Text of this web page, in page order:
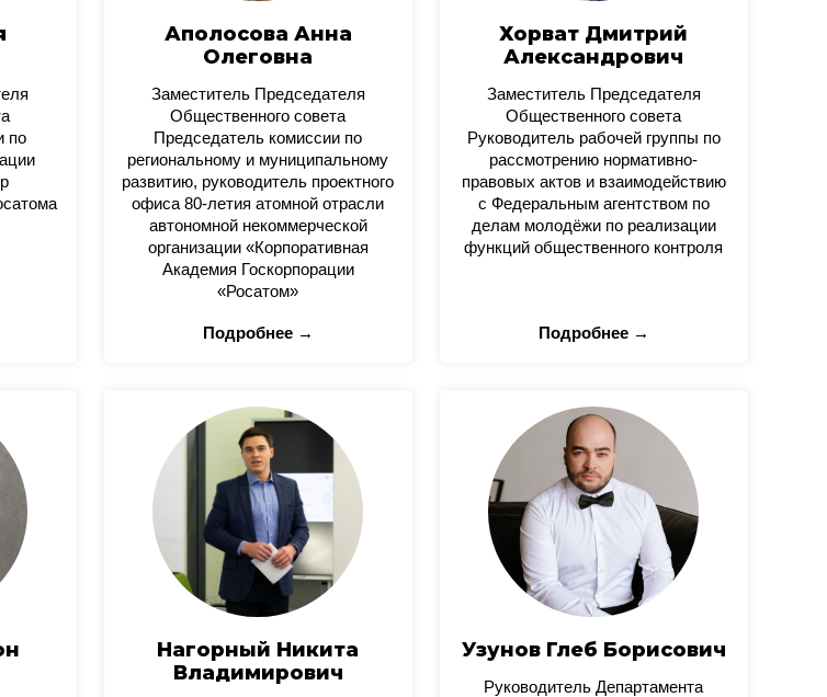
по
Аполосова Анна
Олеговна
Заместитель Председателя
Общественного совета
Председатель комиссии по
региональному и муниципальному
развитию, руководитель проектного
офиса 80-летия атомной отрасли
автономной некоммерческой
организации «Корпоративная
Академия Госкорпорации
«Росатом»
Подробнее →
Хорват Дмитрий
Александрович
Заместитель Председателя
Общественного совета
Руководитель рабочей группы по
рассмотрению нормативно-
правовых актов и взаимодействию
с Федеральным агентством по
делам молодёжи по реализации
функций общественного контроля
Подробнее →
Нагорный Никита
Владимирович
Узунов Глеб Борисович
Руководитель Департамента